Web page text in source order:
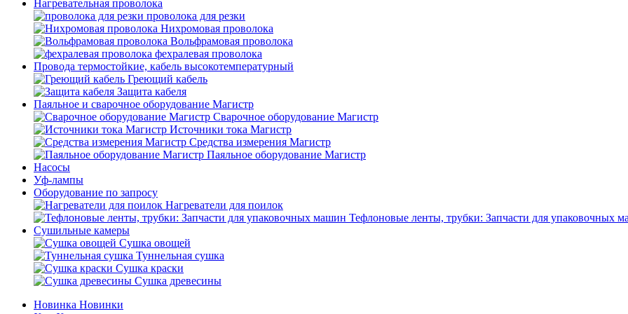
Нагревательная проволока
проволока для резки
Нихромовая проволока
Вольфрамовая проволока
фехралевая проволока
Провода термостойкие, кабель высокотемпературный
Греющий кабель
Защита кабеля
Паяльное и сварочное оборудование Магистр
Сварочное оборудование Магистр
Источники тока Магистр
Средства измерения Магистр
Паяльное оборудование Магистр
Насосы
Уф-лампы
Оборудование по запросу
Нагреватели для поилок
Тефлоновые ленты, трубки: Запчасти для упаковочных
Сушильные камеры
Сушка овощей
Туннельная сушка
Сушка краски
Сушка древесины
Новинка Новинки